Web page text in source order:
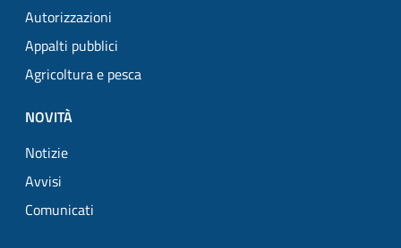
Autorizzazioni
Appalti pubblici
Agricoltura e pesca
NOVITÀ
Notizie
Avvisi
Comunicati